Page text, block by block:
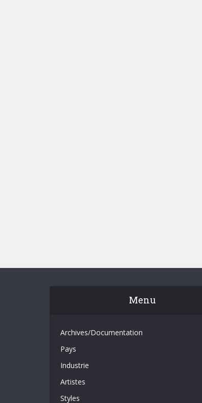
Menu
Archives/Documentation
Pays
Industrie
Artistes
Styles